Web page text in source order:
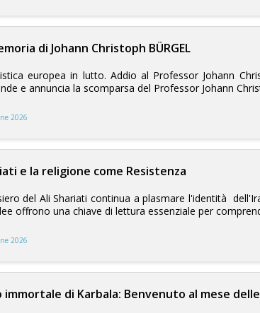
di Johann Christoph BÜRGEL
europea in lutto. Addio al Professor Johann
e annuncia la scomparsa del Professor Johann
2026
e la religione come Resistenza
del Ali Shariati continua a plasmare l'identità
offrono una chiave di lettura essenziale per
2026
immortale di Karbala: Benvenuto al mese